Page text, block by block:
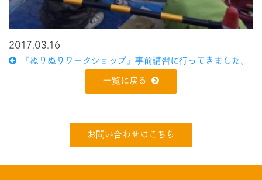
2017.03.16
『ぬりぬりワークショップ』事前講習に行ってきました。
一覧に戻る
お問い合わせはこちら